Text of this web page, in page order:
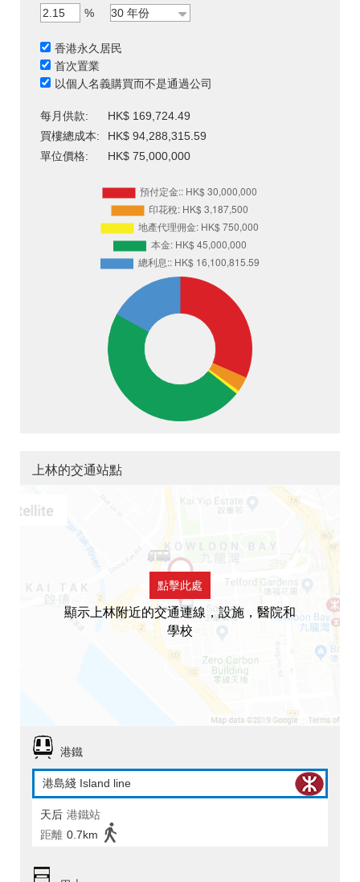
%
香港永久居民
首次置業
以個人名義購買而不是通過公司
每月供款:
HK$ 169,724.49
買樓總成本:
HK$ 94,288,315.59
單位價格:
HK$ 75,000,000
上林的交通站點
點擊此處
顯示上林附近的交通連線，設施，醫院和
學校
港鐵
港島綫 Island line
天后 港鐵站
距離 0.7km